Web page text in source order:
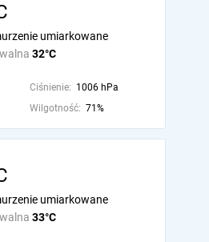
32°C
umiarkowane
Ciśnienie: 1006 hPa
Wilgotność: 71%
33°C
umiarkowane